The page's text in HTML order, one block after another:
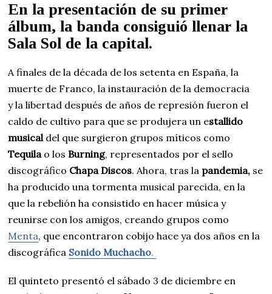
En la presentación de su primer
álbum, la banda consiguió llenar la
Sala Sol de la capital.
A finales de la década de los setenta en España, la
muerte de Franco, la instauración de la democracia
y la libertad después de años de represión fueron el
caldo de cultivo para que se produjera un estallido
musical del que surgieron grupos míticos como
Tequilao losBurning, representados por el sello
discográfico Chapa Discos. Ahora, tras la pandemia, se
ha producido una tormenta musical parecida, en la
que la rebelión ha consistido en hacer música y
reunirse con los amigos, creando grupos como
Menta, que encontraron cobijo hace ya dos años en la
discográfica Sonido Muchacho.
El quinteto presentó el sábado 3 de diciembre en